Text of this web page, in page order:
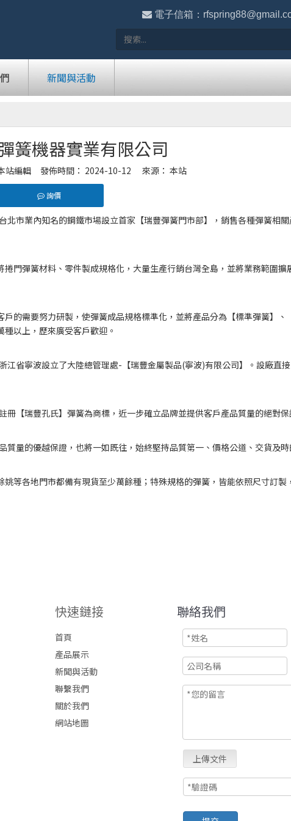
 電子信箱：
新聞與活動
簧機器實業有限公司
站編輯 發佈時間： 2024-10-12 來源： 本站
詢價
市業內知名的鋼鐵市場設立首家【瑞豐彈簧門市部】，銷售各種彈簧相
門彈簧材料、零件製成規格化，大量生產行銷台灣全島，並將業務範圍
的需要努力研製，使彈簧成品規格標準化，並將產品分為【標準彈簧】
以上，歷來廣受客戶歡迎。
省寧波設立了大陸總管理處-【瑞豐金屬製品(寧波)有限公司】。設廠直
【瑞豐孔氏】彈簧為商標，近一步確立品牌並提供客戶產品質量的絕對保
量的優越保證，也將一如既往，始終堅持品質第一、價格公道、交貨及時
等各地門市都備有現貨至少萬餘種；特殊規格的彈簧，皆能依照尺寸訂
快速鏈接
首頁
產品展示
新聞與活動
聯繫我們
關於我們
網站地圖
聯絡我們
上傳文件